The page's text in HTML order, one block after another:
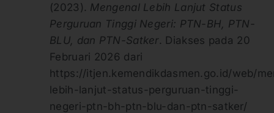
(2023). Mengenal Lebih Lanjut Status
Perguruan Tinggi Negeri: PTN-BH, PTN-
BLU, dan PTN-Satker. Diakses pada 20
Februari 2026 dari
https://itjen.kemendikdasmen.go.id/web/
lebih-lanjut-status-perguruan-tinggi-
negeri-ptn-bh-ptn-blu-dan-ptn-satker/